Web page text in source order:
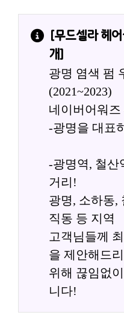
[무드셀라 헤
개]
광명 염색 펌
(2021~2023)
네이버어워즈
-광명을 대표
-광명역, 철산
거리!
광명, 소하동,
직동 등 지역
고객님들께
을 제안해드리
위해 끊임없
니다!